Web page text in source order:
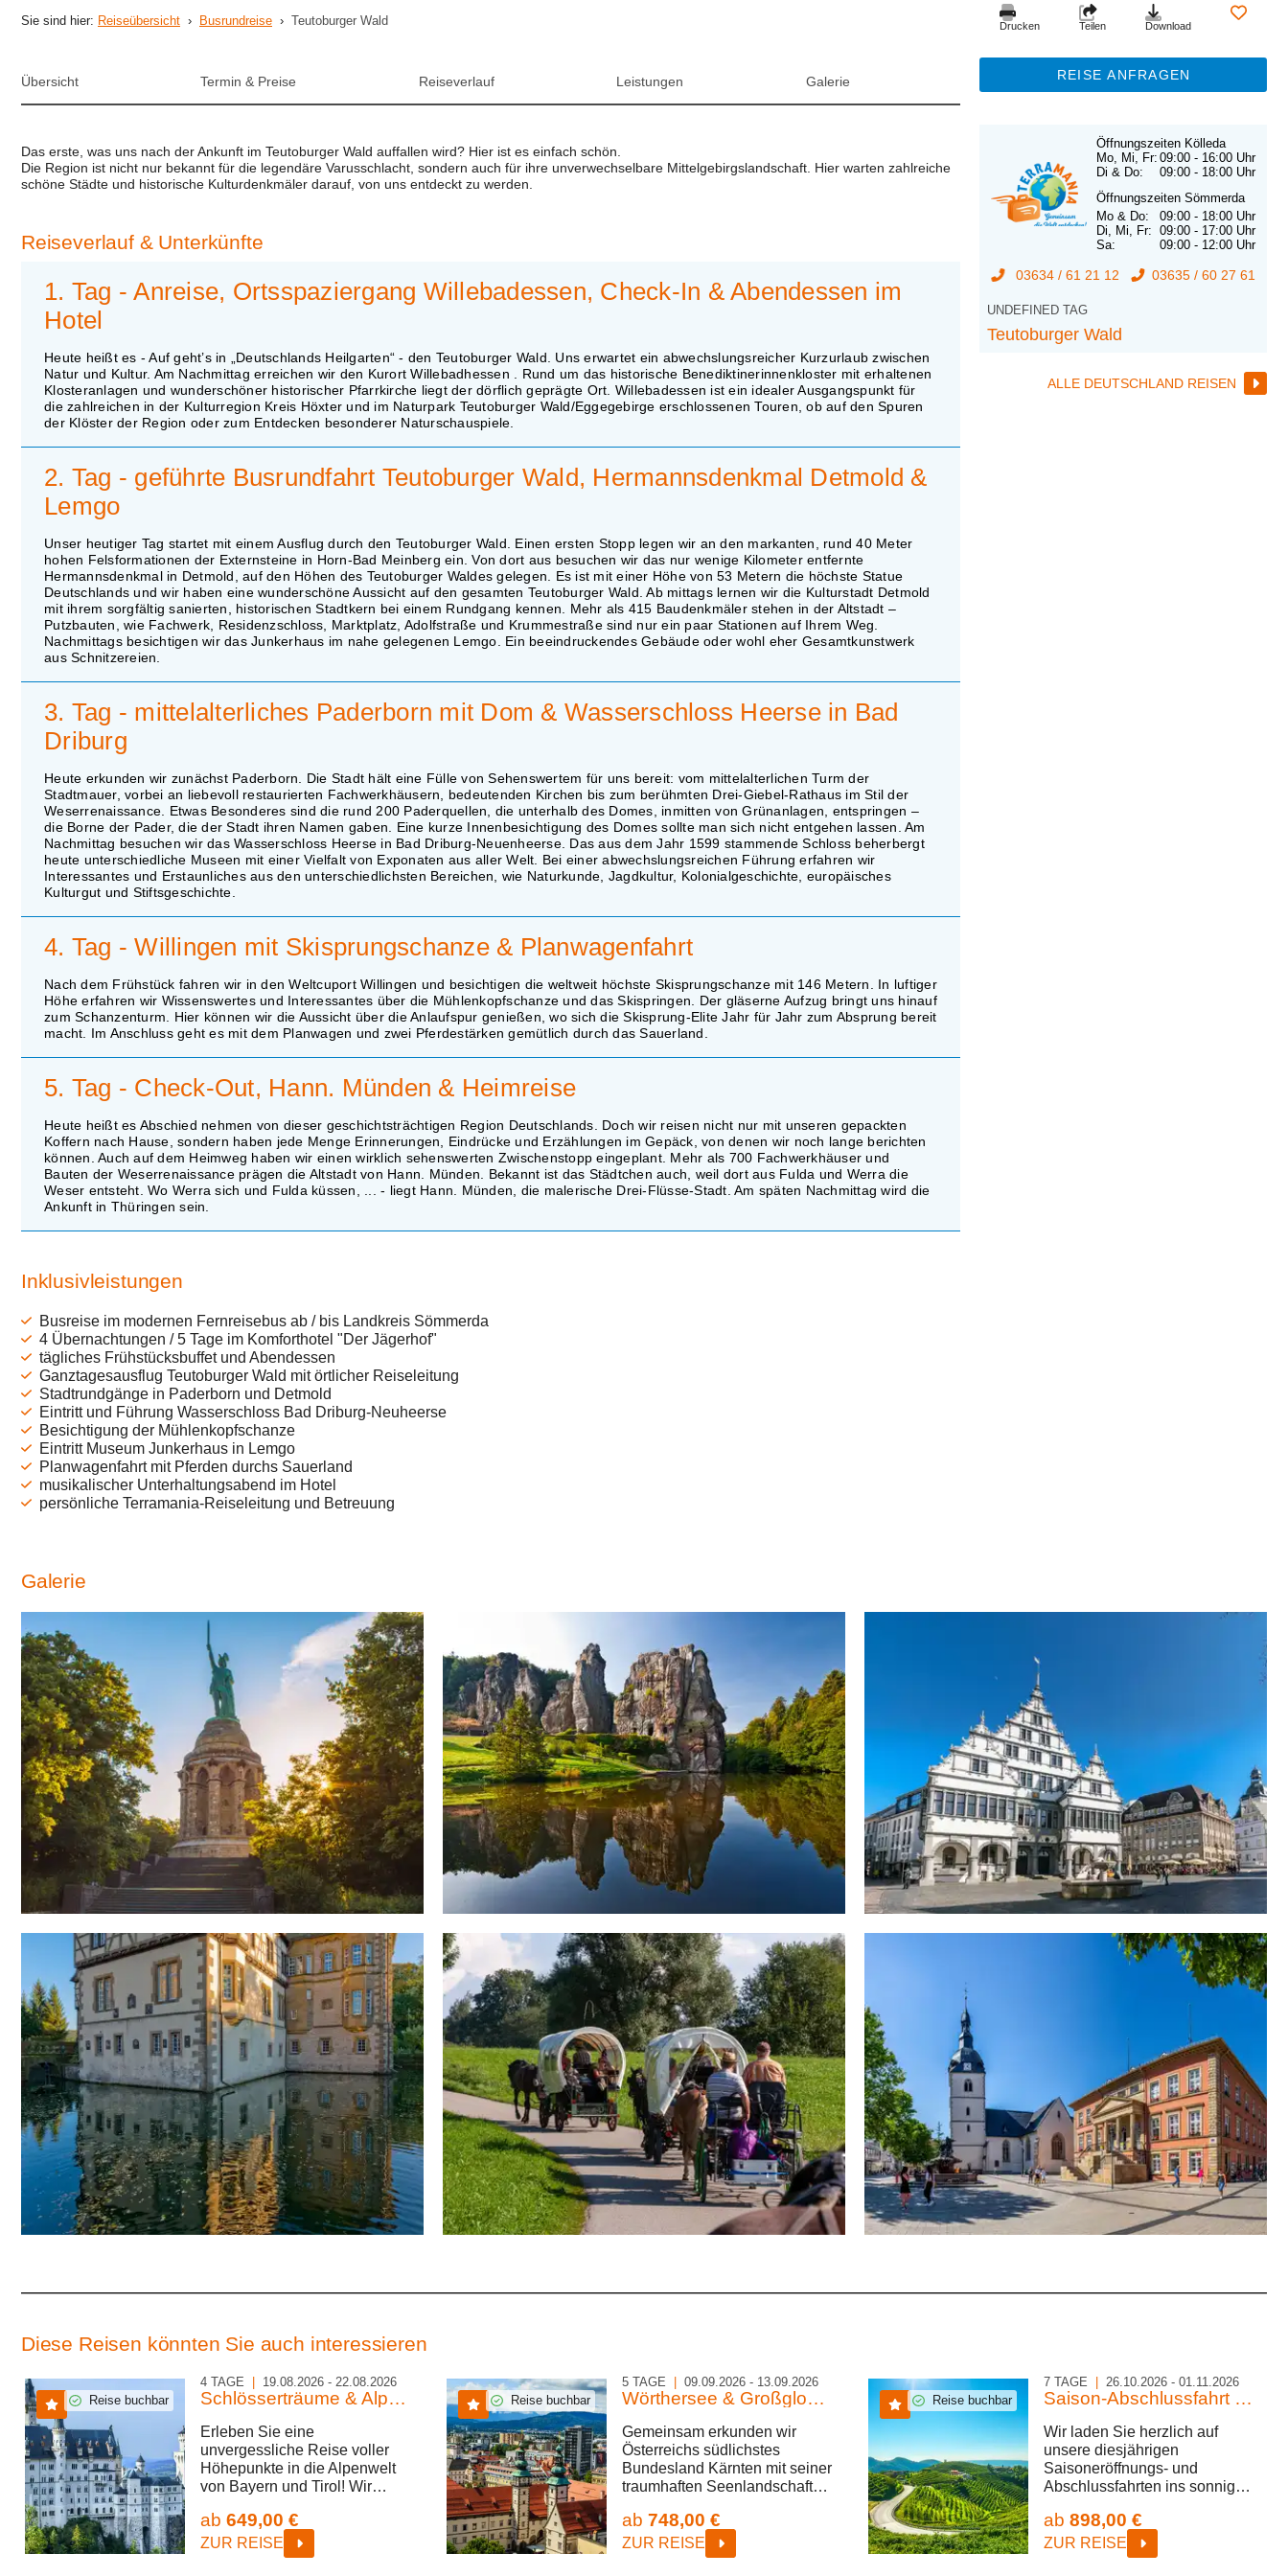
Sie sind hier: Reiseübersicht › Busrundreise › Teutoburger Wald Drucken Teilen Download
Übersicht Termin & Preise Reiseverlauf Leistungen Galerie REISE ANFRAGEN
Das erste, was uns nach der Ankunft im Teutoburger Wald auffallen wird? Hier ist es einfach schön.
Die Region ist nicht nur bekannt für die legendäre Varusschlacht, sondern auch für ihre unverwechselbare Mittelgebirgslandschaft. Hier warten zahlreiche
schöne Städte und historische Kulturdenkmäler darauf, von uns entdeckt zu werden.
Reiseverlauf & Unterkünfte
1. Tag - Anreise, Ortsspaziergang Willebadessen, Check-In & Abendessen im
Hotel
Heute heißt es - Auf geht’s in „Deutschlands Heilgarten“ - den Teutoburger Wald. Uns erwartet ein abwechslungsreicher Kurzurlaub zwischen
Natur und Kultur. Am Nachmittag erreichen wir den Kurort Willebadhessen . Rund um das historische Benediktinerinnenkloster mit erhaltenen
Klosteranlagen und wunderschöner historischer Pfarrkirche liegt der dörflich geprägte Ort. Willebadessen ist ein idealer Ausgangspunkt für
die zahlreichen in der Kulturregion Kreis Höxter und im Naturpark Teutoburger Wald/Eggegebirge erschlossenen Touren, ob auf den Spuren
der Klöster der Region oder zum Entdecken besonderer Naturschauspiele.
2. Tag - geführte Busrundfahrt Teutoburger Wald, Hermannsdenkmal Detmold &
Lemgo
Unser heutiger Tag startet mit einem Ausflug durch den Teutoburger Wald. Einen ersten Stopp legen wir an den markanten, rund 40 Meter
hohen Felsformationen der Externsteine in Horn-Bad Meinberg ein. Von dort aus besuchen wir das nur wenige Kilometer entfernte
Hermannsdenkmal in Detmold, auf den Höhen des Teutoburger Waldes gelegen. Es ist mit einer Höhe von 53 Metern die höchste Statue
Deutschlands und wir haben eine wunderschöne Aussicht auf den gesamten Teutoburger Wald. Ab mittags lernen wir die Kulturstadt Detmold
mit ihrem sorgfältig sanierten, historischen Stadtkern bei einem Rundgang kennen. Mehr als 415 Baudenkmäler stehen in der Altstadt –
Putzbauten, wie Fachwerk, Residenzschloss, Marktplatz, Adolfstraße und Krummestraße sind nur ein paar Stationen auf Ihrem Weg.
Nachmittags besichtigen wir das Junkerhaus im nahe gelegenen Lemgo. Ein beeindruckendes Gebäude oder wohl eher Gesamtkunstwerk
aus Schnitzereien.
3. Tag - mittelalterliches Paderborn mit Dom & Wasserschloss Heerse in Bad
Driburg
Heute erkunden wir zunächst Paderborn. Die Stadt hält eine Fülle von Sehenswertem für uns bereit: vom mittelalterlichen Turm der
Stadtmauer, vorbei an liebevoll restaurierten Fachwerkhäusern, bedeutenden Kirchen bis zum berühmten Drei-Giebel-Rathaus im Stil der
Weserrenaissance. Etwas Besonderes sind die rund 200 Paderquellen, die unterhalb des Domes, inmitten von Grünanlagen, entspringen –
die Borne der Pader, die der Stadt ihren Namen gaben. Eine kurze Innenbesichtigung des Domes sollte man sich nicht entgehen lassen. Am
Nachmittag besuchen wir das Wasserschloss Heerse in Bad Driburg-Neuenheerse. Das aus dem Jahr 1599 stammende Schloss beherbergt
heute unterschiedliche Museen mit einer Vielfalt von Exponaten aus aller Welt. Bei einer abwechslungsreichen Führung erfahren wir
Interessantes und Erstaunliches aus den unterschiedlichsten Bereichen, wie Naturkunde, Jagdkultur, Kolonialgeschichte, europäisches
Kulturgut und Stiftsgeschichte.
4. Tag - Willingen mit Skisprungschanze & Planwagenfahrt
Nach dem Frühstück fahren wir in den Weltcuport Willingen und besichtigen die weltweit höchste Skisprungschanze mit 146 Metern. In luftiger
Höhe erfahren wir Wissenswertes und Interessantes über die Mühlenkopfschanze und das Skispringen. Der gläserne Aufzug bringt uns hinauf
zum Schanzenturm. Hier können wir die Aussicht über die Anlaufspur genießen, wo sich die Skisprung-Elite Jahr für Jahr zum Absprung bereit
macht. Im Anschluss geht es mit dem Planwagen und zwei Pferdestärken gemütlich durch das Sauerland.
5. Tag - Check-Out, Hann. Münden & Heimreise
Heute heißt es Abschied nehmen von dieser geschichtsträchtigen Region Deutschlands. Doch wir reisen nicht nur mit unseren gepackten
Koffern nach Hause, sondern haben jede Menge Erinnerungen, Eindrücke und Erzählungen im Gepäck, von denen wir noch lange berichten
können. Auch auf dem Heimweg haben wir einen wirklich sehenswerten Zwischenstopp eingeplant. Mehr als 700 Fachwerkhäuser und
Bauten der Weserrenaissance prägen die Altstadt von Hann. Münden. Bekannt ist das Städtchen auch, weil dort aus Fulda und Werra die
Weser entsteht. Wo Werra sich und Fulda küssen, ... - liegt Hann. Münden, die malerische Drei-Flüsse-Stadt. Am späten Nachmittag wird die
Ankunft in Thüringen sein.
Inklusivleistungen
Busreise im modernen Fernreisebus ab / bis Landkreis Sömmerda
4 Übernachtungen / 5 Tage im Komforthotel "Der Jägerhof"
tägliches Frühstücksbuffet und Abendessen
Ganztagesausflug Teutoburger Wald mit örtlicher Reiseleitung
Stadtrundgänge in Paderborn und Detmold
Eintritt und Führung Wasserschloss Bad Driburg-Neuheerse
Besichtigung der Mühlenkopfschanze
Eintritt Museum Junkerhaus in Lemgo
Planwagenfahrt mit Pferden durchs Sauerland
musikalischer Unterhaltungsabend im Hotel
persönliche Terramania-Reiseleitung und Betreuung
Öffnungszeiten Kölleda
Mo, Mi, Fr: 09:00 - 16:00 Uhr
Di & Do:
09:00 - 18:00 Uhr
Öffnungszeiten Sömmerda
Mo & Do:
09:00 - 18:00 Uhr
Di, Mi, Fr: 09:00 - 17:00 Uhr
Sa:
09:00 - 12:00 Uhr
03634 / 61 21 12 03635 / 60 27 61
UNDEFINED TAG
Teutoburger Wald
ALLE DEUTSCHLAND REISEN
Galerie
Diese Reisen könnten Sie auch interessieren
Reise buchbar
4 TAGE | 19.08.2026 - 22.08.2026
Schlösserträume & Alpenglanz
Erleben Sie eine
unvergessliche Reise voller
Höhepunkte in die Alpenwelt
von Bayern und Tirol! Wir
historische Pracht, bewundern
die beeindruckende Architektur
und die faszinierende
ab 649,00 €
ZUR REISE
Reise buchbar
5 TAGE | 09.09.2026 - 13.09.2026
Wörthersee & Großglockner
Gemeinsam erkunden wir
Österreichs südlichstes
Bundesland Kärnten mit seiner
traumhaften Seenlandschaft
Bergen. Wir fahren die
beeindruckende Großglockner
Hochalpenstraße entlang, die
ab 748,00 €
ZUR REISE
Reise buchbar
7 TAGE | 26.10.2026 - 01.11.2026
Saison-Abschlussfahrt 2026
Wir laden Sie herzlich auf
unsere diesjährigen
Saisoneröffnungs- und
Abschlussfahrten ins sonnige
wunderschöne Region Lido di
Jesolo an die breiten Strände
der Adria. Gemeinsam werden
ab 898,00 €
ZUR REISE